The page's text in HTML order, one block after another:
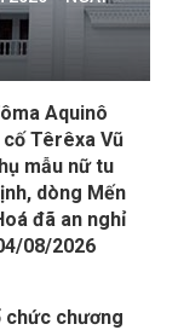
Aquinô
cố Têrêxa Vũ
mẫu nữ tu
dòng Mến
đã an nghỉ
08/2026
chức chương